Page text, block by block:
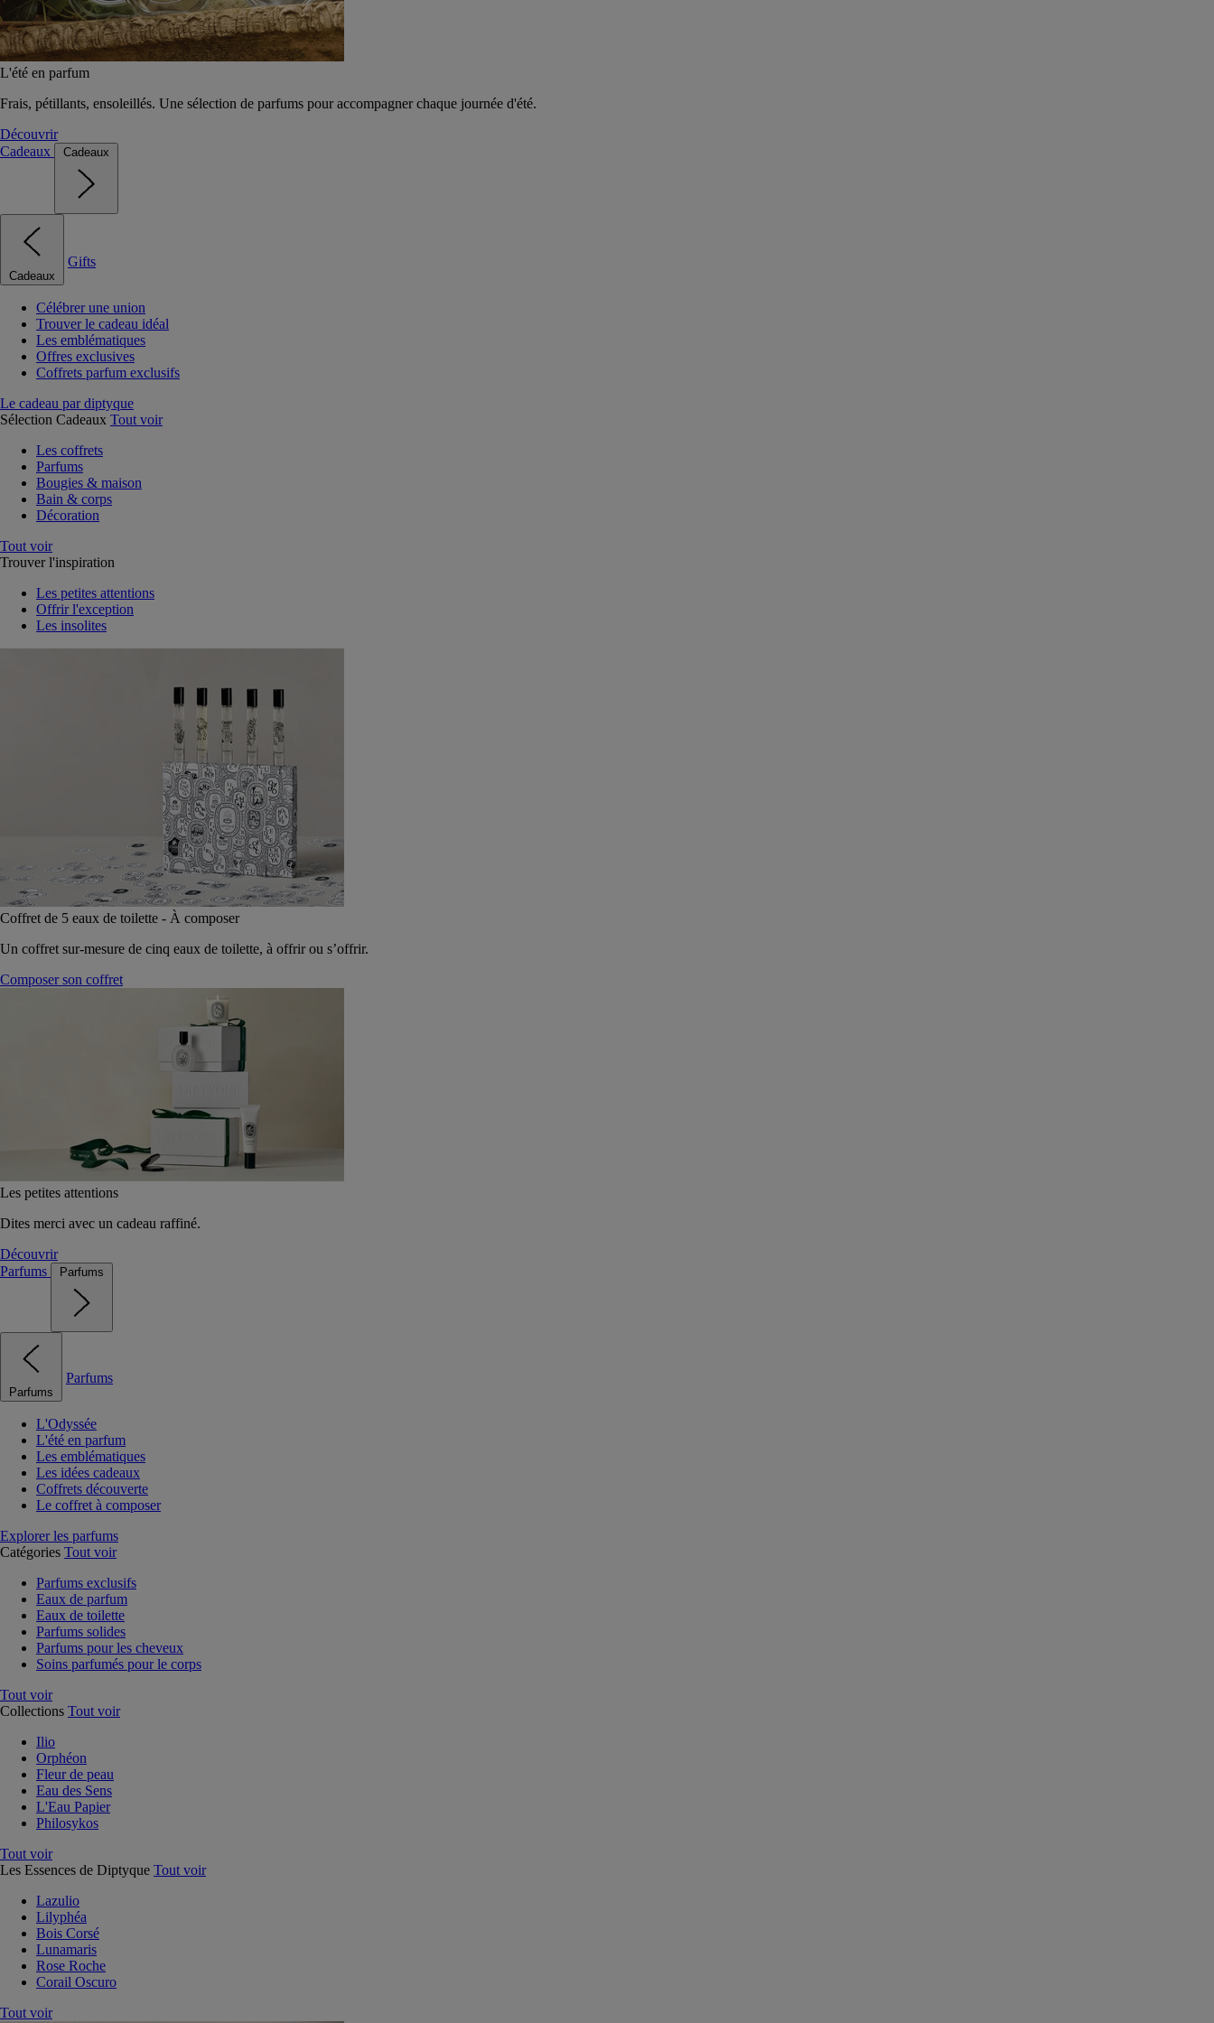
L'été en parfum
Frais, pétillants, ensoleillés. Une sélection de parfums pour accompagner chaque journée d'été.
Découvrir
Cadeaux
Cadeaux
Cadeaux
Gifts
Célébrer une union
Trouver le cadeau idéal
Les emblématiques
Offres exclusives
Coffrets parfum exclusifs
Le cadeau par diptyque
Sélection Cadeaux Tout voir
Les coffrets
Parfums
Bougies & maison
Bain & corps
Décoration
Tout voir
Trouver l'inspiration
Les petites attentions
Offrir l'exception
Les insolites
Coffret de 5 eaux de toilette - À composer
Un coffret sur-mesure de cinq eaux de toilette, à offrir ou s’offrir.
Composer son coffret
Les petites attentions
Dites merci avec un cadeau raffiné.
Découvrir
Parfums
Parfums
Parfums
Parfums
L'Odyssée
L'été en parfum
Les emblématiques
Les idées cadeaux
Coffrets découverte
Le coffret à composer
Explorer les parfums
Catégories Tout voir
Parfums exclusifs
Eaux de parfum
Eaux de toilette
Parfums solides
Parfums pour les cheveux
Soins parfumés pour le corps
Tout voir
Collections Tout voir
Ilio
Orphéon
Fleur de peau
Eau des Sens
L'Eau Papier
Philosykos
Tout voir
Les Essences de Diptyque Tout voir
Lazulio
Lilyphéa
Bois Corsé
Lunamaris
Rose Roche
Corail Oscuro
Tout voir